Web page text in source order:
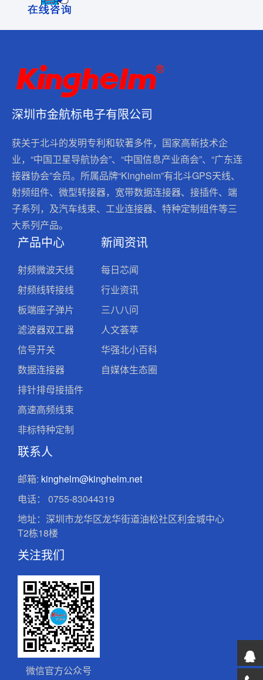
深圳市金航标电子有限公司
获关于北斗的发明专利和软著多件，国家高新技术企
业，“中国卫星导航协会”、“中国信息产业商会”、“广东连
接器协会”会员。所属品牌“Kinghelm”有北斗GPS天线、
射频组件、微型转接器，宽带数据连接器、接插件、端
子系列，及汽车线束、工业连接器、特种定制组件等三
大系列产品。
产品中心
射频微波天线
射频线转接线
板端座子弹片
滤波器双工器
信号开关
数据连接器
排针排母接插件
高速高频线束
非标特种定制
新闻资讯
每日芯闻
行业资讯
三八八问
人文荟萃
华强北小百科
自媒体生态圈
联系人
邮箱: kinghelm@kinghelm.net
电话：
0755-83044319
地址：深圳市龙华区龙华街道油松社区利金城中心
T2栋18楼
关注我们
微信官方公众号